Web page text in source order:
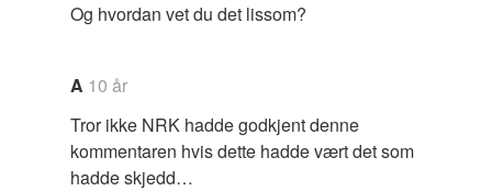
Og hvordan vet du det lissom?
A 10 år
Tror ikke NRK hadde godkjent denne
kommentaren hvis dette hadde vært det som
hadde skjedd…